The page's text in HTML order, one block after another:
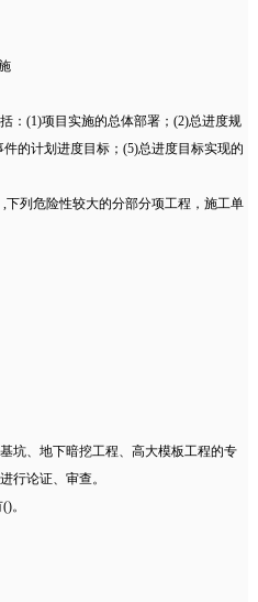
：(1)项目实施的总体部署；(2)总进度规
的计划进度目标；(5)总进度目标实现的
列危险性较大的分部分项工程，施工单
坑、地下暗挖工程、高大模板工程的专
行论证、审查。
。